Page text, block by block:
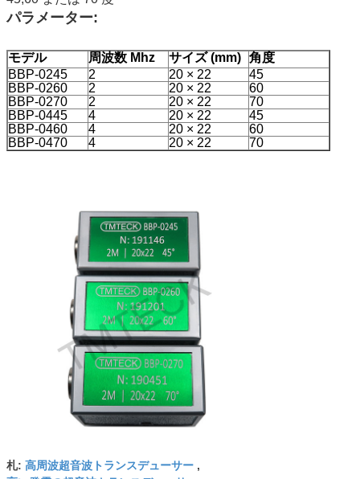
パラメーター:
モデル 周波数 Mhz サイズ (mm) 角度
BBP-0245
2 20 × 22
45
BBP-0260
2 20 × 22
60
BBP-0270
2 20 × 22
70
BBP-0445
4 20 × 22
45
BBP-0460
4 20 × 22
60
BBP-0470
4 20 × 22 70
札: 高周波超音波トランスデューサー ,